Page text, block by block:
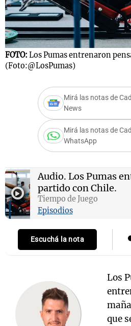
FOTO: Los Pumas entrenaron
(Foto:@LosPumas)
Mirá las notas de
News
Mirá las notas de
WhatsApp
Audio. Los Pumas
partido con Chile.
Tiempo de Juego
Episodios
Escuchá la nota
Los
que
Mundial 2026